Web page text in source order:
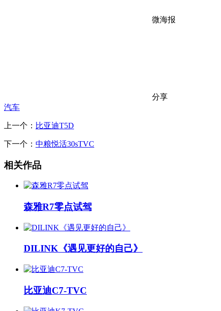
微海报
分享
汽车
上一个： 比亚迪T5D
下一个： 中粮悦活30sTVC
相关作品
森雅R7零点试驾
DILINK《遇见更好的自己》
比亚迪C7-TVC